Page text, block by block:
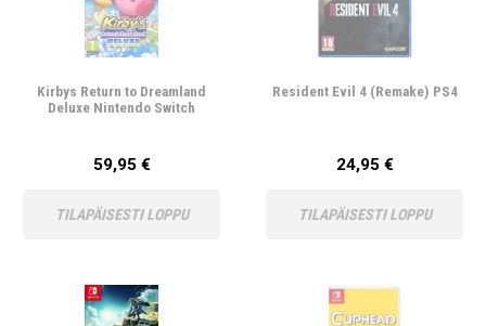
Kirbys Return to Dreamland
Deluxe Nintendo Switch
59,95 €
TILAPÄISESTI LOPPU
Resident Evil 4 (Remake) PS4
24,95 €
TILAPÄISESTI LOPPU